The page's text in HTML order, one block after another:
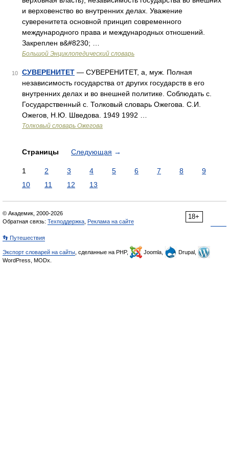
и верховенство во внутренних делах. Уважение
суверенитета основной принцип современного
международного права и международных отношений.
Закреплен в&#8230; …
Большой Энциклопедический словарь
10 СУВЕРЕНИТЕТ — СУВЕРЕНИТЕТ, а, муж. Полная
независимость государства от других государств в его
внутренних делах и во внешней политике. Соблюдать с.
Государственный с. Толковый словарь Ожегова. С.И.
Ожегов, Н.Ю. Шведова. 1949 1992 …
Толковый словарь Ожегова
Страницы Следующая →
1 2 3 4 5 6 7 8
9
10
11 12 13
18+
© Академик, 2000-2026
Обратная связь: Техподдержка Реклама на сайте
👣 Путешествия
Экспорт словарей на сайты , сделанные на PHP, Joomla,
Drupal,
WordPress, MODx.